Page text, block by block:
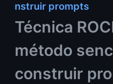
nstruir prompts
Técnica
método
construir